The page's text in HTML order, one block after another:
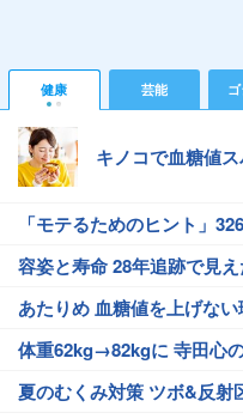
健康 芸能
キノコで血糖値
「モテるためのヒント」
容姿と寿命 28年追跡で見
あたりめ 血糖値を上げない
体重62kg→82kgに 寺田心
夏のむくみ対策 ツボ&反射